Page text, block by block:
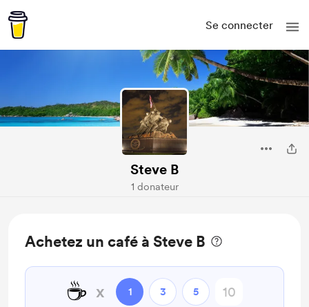
Se connecter
Steve B
1 donateur
Achetez un café à Steve B
☕ x 1 3 5